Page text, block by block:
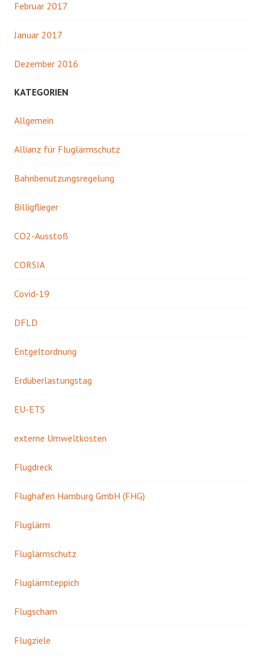
Februar 2017
Januar 2017
Dezember 2016
KATEGORIEN
Allgemein
Allianz für Fluglärmschutz
Bahnbenutzungsregelung
Billigflieger
CO2-Ausstoß
CORSIA
Covid-19
DFLD
Entgeltordnung
Erdüberlastungstag
EU-ETS
externe Umweltkosten
Flugdreck
Flughafen Hamburg GmbH (FHG)
Fluglärm
Fluglärmschutz
Fluglärmteppich
Flugscham
Flugziele